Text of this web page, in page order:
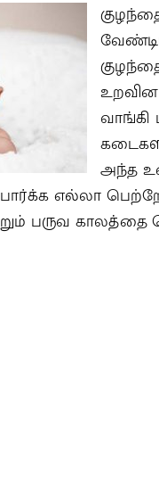
வாங்கி
அந்த
பார்க்க எல்லா
பருவ காலத்தை